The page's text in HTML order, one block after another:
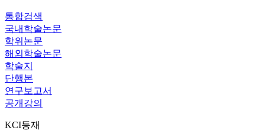
통합검색
국내학술논문
학위논문
해외학술논문
학술지
단행본
연구보고서
공개강의
KCI등재